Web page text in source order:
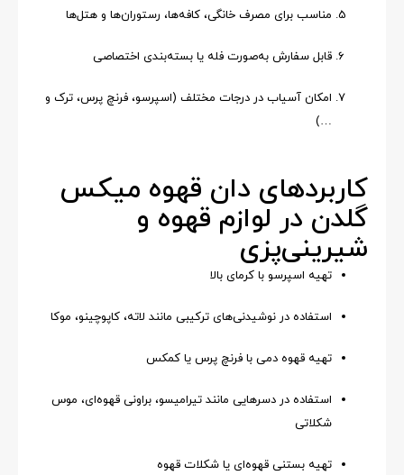
مناسب برای مصرف خانگی، کافه‌ها، رستوران‌ها و هتل‌ها
قابل سفارش به‌صورت فله یا بسته‌بندی اختصاصی
امکان آسیاب در درجات مختلف (اسپرسو، فرنچ پرس، ترک و
…)
کاربردهای دان قهوه میکس
گلدن در لوازم قهوه و
شیرینی‌پزی
تهیه اسپرسو با کرمای بالا
استفاده در نوشیدنی‌های ترکیبی مانند لاته، کاپوچینو، موکا
تهیه قهوه دمی با فرنچ پرس یا کمکس
استفاده در دسرهایی مانند تیرامیسو، براونی قهوه‌ای، موس
شکلاتی
تهیه بستنی قهوه‌ای یا شکلات قهوه